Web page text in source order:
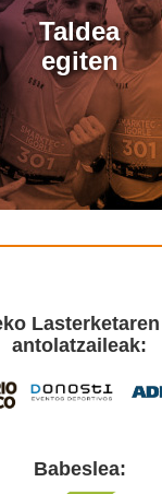
Taldea
egiten
antolatzaileak:
Babeslea: